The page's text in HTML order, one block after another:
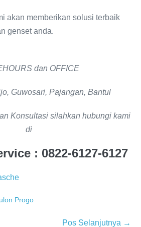
akan memberikan solusi terbaik
genset anda.
dan OFFICE
Guwosari, Pajangan, Bantul
Konsultasi silahkan hubungi kami
di
: 0822-6127-6127
Progo
Pos Selanjutnya →